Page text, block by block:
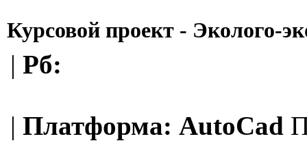
Курсовой проект - Эколого-
| Рб:
| Платформа: AutoCad